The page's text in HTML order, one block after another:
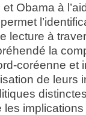
Obama à
lecture à
la
coréenne et
de leurs